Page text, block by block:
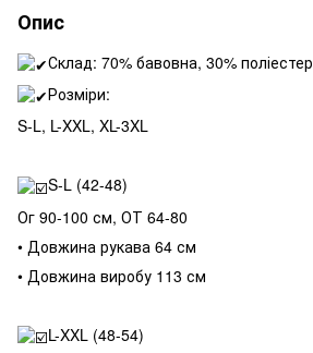
Опис
Склад: 70% бавовна, 30% поліестер
Розміри:
S-L, L-XXL, XL-3XL
S-L (42-48)
Ог 90-100 см, ОТ 64-80
• Довжина рукава 64 см
• Довжина виробу 113 см
L-XXL (48-54)